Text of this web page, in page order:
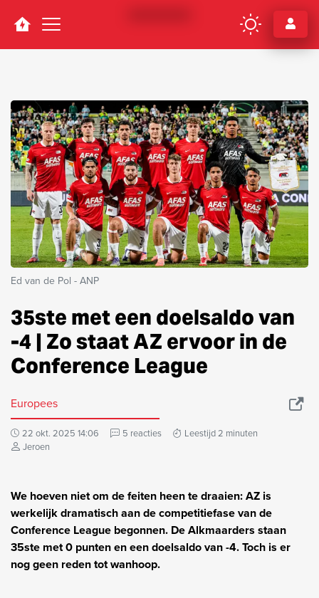
Navigation
Ed van de Pol - ANP
35ste met een doelsaldo van
-4 | Zo staat AZ ervoor in de
Conference League
Europees
22 okt. 2025 14:06 5 reacties
Leestijd 2 minuten
Jeroen
We hoeven niet om de feiten heen te draaien: AZ is
werkelijk dramatisch aan de competitiefase van de
Conference League begonnen. De Alkmaarders staan
35ste met 0 punten en een doelsaldo van -4. Toch is er
nog geen reden tot wanhoop.